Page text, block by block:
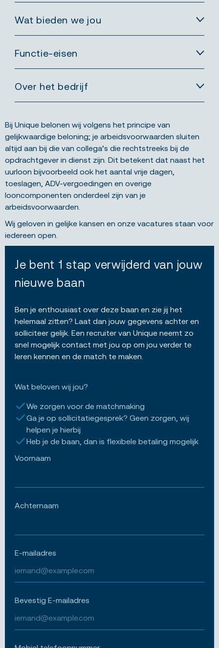
Wat bieden we jou
Functie-eisen
Over het bedrijf
Bij Unique belonen wij volgens het principe van
gelijkwaardige beloning; je arbeidsvoorwaarden sluiten
altijd aan bij die van collega’s die rechtstreeks bij de
opdrachtgever in dienst zijn. Dit betekent dat naast het
uurloon bijvoorbeeld ook het aantal vrije dagen,
toeslagen, ADV-vergoedingen en overige
looncomponenten onderdeel zijn van je
arbeidsvoorwaarden.
Wij geloven in gelijke kansen en onze vacatures staan voor
iedereen open.
Je bent 1 stap verwijderd van jouw
nieuwe baan
Ben je enthousiast over deze baan en zie jij het
helemaal zitten? Laat dan jouw gegevens achter en
solliciteer gelijk. Een recruiter van Unique neemt zo
snel mogelijk contact met jou op om jou verder te
leren kennen en de match te maken.
Wat beloven wij jou?
We zorgen voor de matchmaking
Ga je op sollicitatiegesprek? Geen zorgen, wij
helpen je hierbij
Heb je de baan, dan is flexibele betaling mogelijk
Voornaam
Achternaam
E-mailadres
Bevestig E-mailadres